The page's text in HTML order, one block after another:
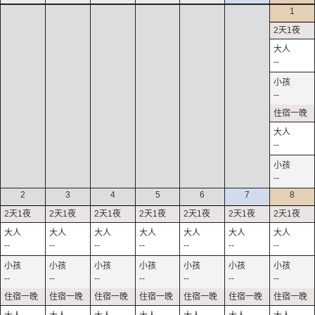
1
--
--
--
--
2
--
--
3
--
--
4
--
--
5
--
--
6
--
--
7
--
--
8
--
--